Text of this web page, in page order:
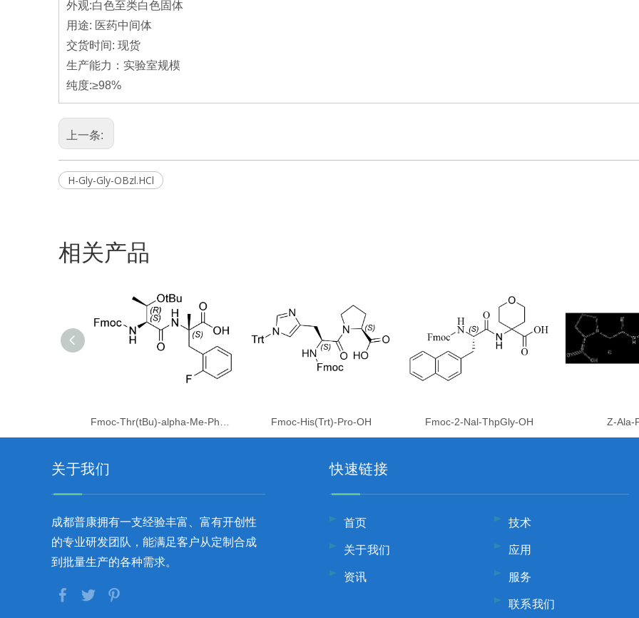
外观:白色至类白色固体
用途: 医药中间体
交货时间: 现货
生产能力：实验室规模
纯度:≥98%
上一条:
H-Gly-Gly-OBzl.HCl
相关产品
Fmoc-His(Trt)-Pro-OH Fmoc-2-Nal-ThpGly-OH Z-Ala-
关于我们
成都普康拥有一支经验丰富、富有开创性
的专业研发团队，能满足客户从定制合成
到批量生产的各种需求。
快速链接
首页
关于我们
资讯
技术
应用
服务
联系我们